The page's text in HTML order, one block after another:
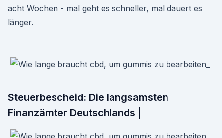
acht Wochen - mal geht es schneller, mal dauert es
länger.
Steuerbescheid: Die langsamsten
Finanzämter Deutschlands |